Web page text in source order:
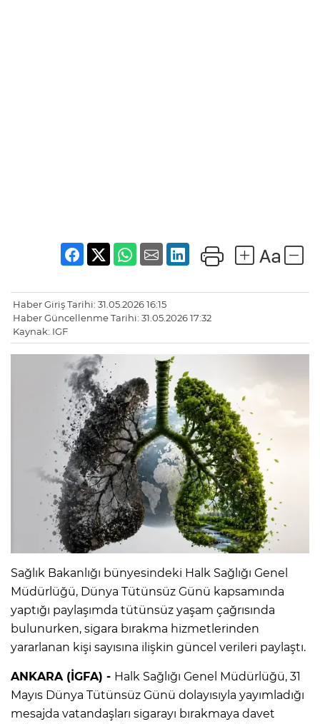
Haber Giriş Tarihi: 31.05.2026 16:15
Haber Güncellenme Tarihi: 31.05.2026 17:32
Kaynak: IGF
Sağlık Bakanlığı bünyesindeki Halk Sağlığı Genel
Müdürlüğü, Dünya Tütünsüz Günü kapsamında
yaptığı paylaşımda tütünsüz yaşam çağrısında
bulunurken, sigara bırakma hizmetlerinden
yararlanan kişi sayısına ilişkin güncel verileri paylaştı.
ANKARA (İGFA) - Halk Sağlığı Genel Müdürlüğü, 31
Mayıs Dünya Tütünsüz Günü dolayısıyla yayımladığı
mesajda vatandaşları sigarayı bırakmaya davet